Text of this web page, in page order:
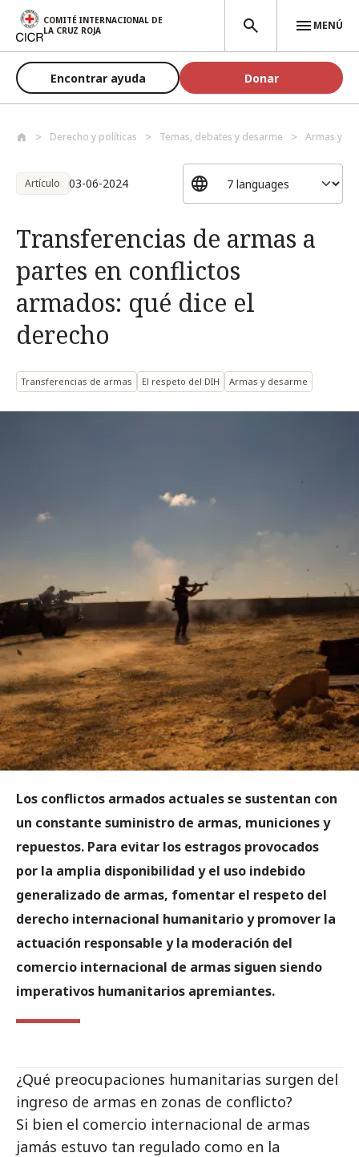
Pasar al contenido principal
COMITÉ INTERNACIONAL DE
LA CRUZ ROJA
MENÚ
Encontrar ayuda Donar
Derecho y políticas Temas, debates y desarme Armas y
Artículo 03-06-2024
Transferencias de armas a
partes en conflictos
armados: qué dice el
derecho
Transferencias de armas El respeto del DIH Armas y desarme
Los conflictos armados actuales se sustentan con
un constante suministro de armas, municiones y
repuestos. Para evitar los estragos provocados
por la amplia disponibilidad y el uso indebido
generalizado de armas, fomentar el respeto del
derecho internacional humanitario y promover la
actuación responsable y la moderación del
comercio internacional de armas siguen siendo
imperativos humanitarios apremiantes.
¿Qué preocupaciones humanitarias surgen del
ingreso de armas en zonas de conflicto?
Si bien el comercio internacional de armas
jamás estuvo tan regulado como en la